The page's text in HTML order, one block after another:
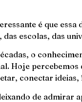
é que
das escolas, das
o
Hoje percebemos
conectar ideias,
de admirar